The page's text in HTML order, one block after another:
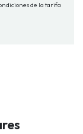
de la tarifa